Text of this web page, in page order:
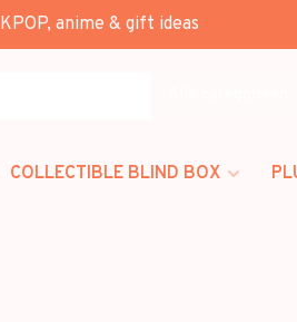
anime & gift ideas
COLLECTIBLE BLIND BOX